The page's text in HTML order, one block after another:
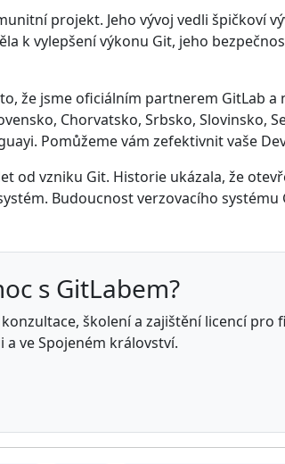
projekt. Jeho vývoj vedli špičkoví
k vylepšení výkonu Git, jeho
že jsme oficiálním partnerem GitLab
Chorvatsko, Srbsko, Slovinsko,
Pomůžeme vám zefektivnit vaše
od vzniku Git. Historie ukázala, že
Budoucnost verzovacího
s GitLabem?
školení a zajištění licencí
a ve Spojeném království.